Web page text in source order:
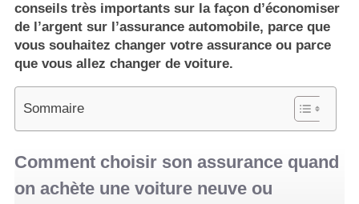
conseils très importants sur la façon d’économiser
de l’argent sur l’assurance automobile, parce que
vous souhaitez changer votre assurance ou parce
que vous allez changer de voiture.
Sommaire
Comment choisir son assurance quand
on achète une voiture neuve ou